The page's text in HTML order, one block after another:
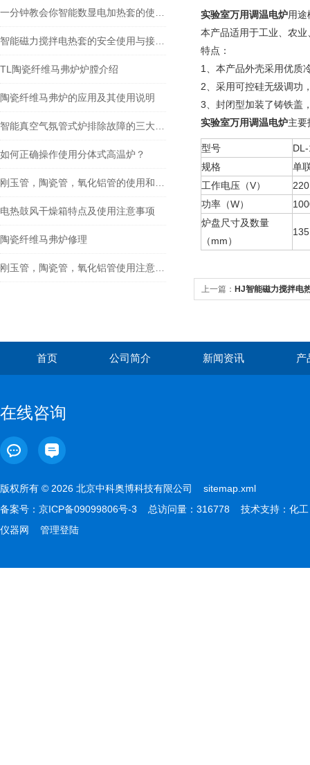
TL陶瓷纤维马弗炉炉膛介绍
陶瓷纤维马弗炉的应用及其使用说明
如何正确操作使用分体式高温炉？
电热鼓风干燥箱特点及使用注意事项
陶瓷纤维马弗炉修理
实验室万用调温电炉用
本产品适用于工业、农
特点：
1、本产品外壳采用优质
2、采用可控硅无级调功
3、封闭型加装了铸铁盖
实验室万用调温电炉主要
型号
规格
单
工作电压（V）
220
功率（W）
炉盘尺寸及数量
（mm）
上一篇： HJ智能磁力搅拌电
首页 公司简介 新闻资讯 产
在线咨询
版权所有 © 2026 北京中科奥博科技有限公司 sitemap.xml
备案号： 京ICP备09099806号-3 总访问量：316778 技术支持： 化工
仪器网
管理登陆